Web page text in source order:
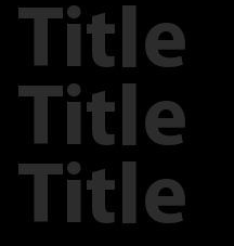
Title
Title
Title